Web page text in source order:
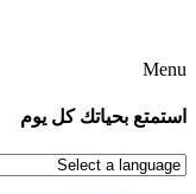
Menu
استمتع بحياتك كل يوم